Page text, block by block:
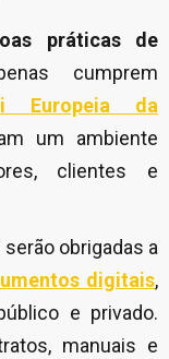
práticas de
cumprem
Europeia da
um ambiente
clientes e
obrigadas a
digitais,
e privado.
manuais e